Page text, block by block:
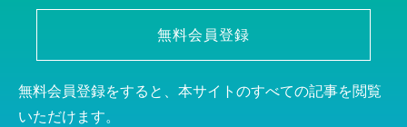
無料会員登録
無料会員登録をすると、本サイトのすべての記事を閲覧
いただけます。